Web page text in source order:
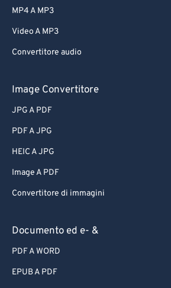
MP4 A MP3
Video A MP3
Convertitore audio
Image Convertitore
JPG A PDF
PDF A JPG
HEIC A JPG
Image A PDF
Convertitore di immagini
Documento ed e- &
PDF A WORD
EPUB A PDF